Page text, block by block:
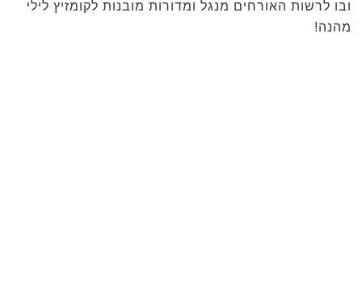
ובו לרשות האורחים מנגל ומדורות מובנות לקומזיץ לילי
מהנה!